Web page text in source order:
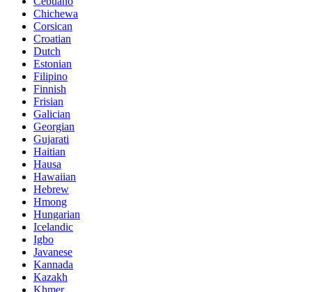
Chichewa
Corsican
Croatian
Dutch
Estonian
Filipino
Finnish
Frisian
Galician
Georgian
Gujarati
Haitian
Hausa
Hawaiian
Hebrew
Hmong
Hungarian
Icelandic
Igbo
Javanese
Kannada
Kazakh
Khmer